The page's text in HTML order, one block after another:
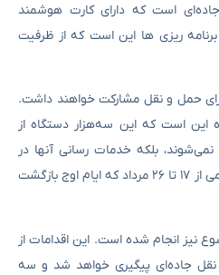
است که دارای کارت هوشمند
برنامه ریزی ها این است که از ظرفیت
حمل و نقل مشارکت خواهند داشت.
این است که این سه‌هزار دستگاه از
بلکه خدمات رسانی آنها در
کنار سایر وسایل حمل و نقل عمومی از ۱۷ تا ۲۶ مرداد که ایام اوج بازگشت
نیز انجام شده است. این اقدامات از
جاده‌ای پیگیری خواهد شد و سه